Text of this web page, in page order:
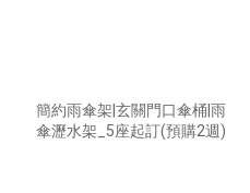
簡約雨傘架|玄關門口傘桶|雨
傘瀝水架_5座起訂(預購2週)